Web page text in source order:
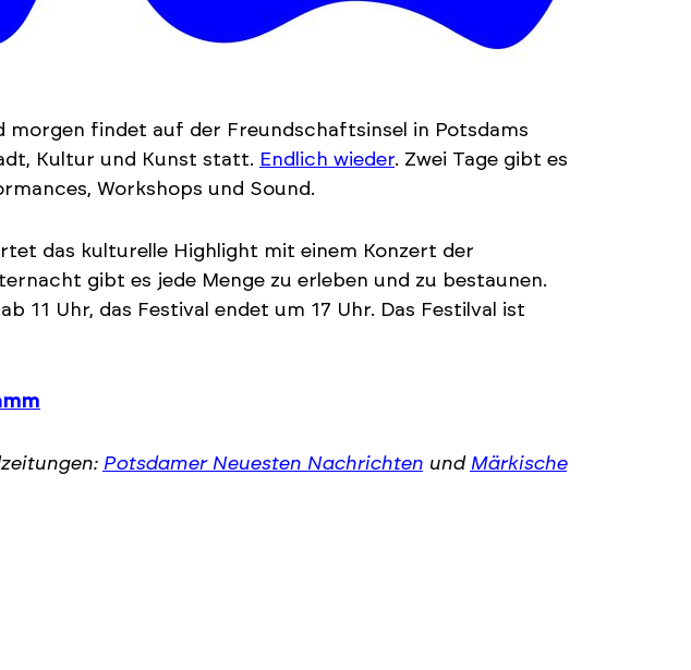
morgen findet auf der Freundschaftsinsel in Potsdams
Kultur und Kunst statt. Endlich wieder. Zwei Tage gibt es
Workshops und Sound.
das kulturelle Highlight mit einem Konzert der
gibt es jede Menge zu erleben und zu bestaunen.
11 Uhr, das Festival endet um 17 Uhr. Das Festilval ist
Potsdamer Neuesten Nachrichten und Märkische